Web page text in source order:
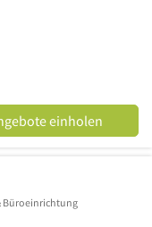
einholen
Büroeinrichtung